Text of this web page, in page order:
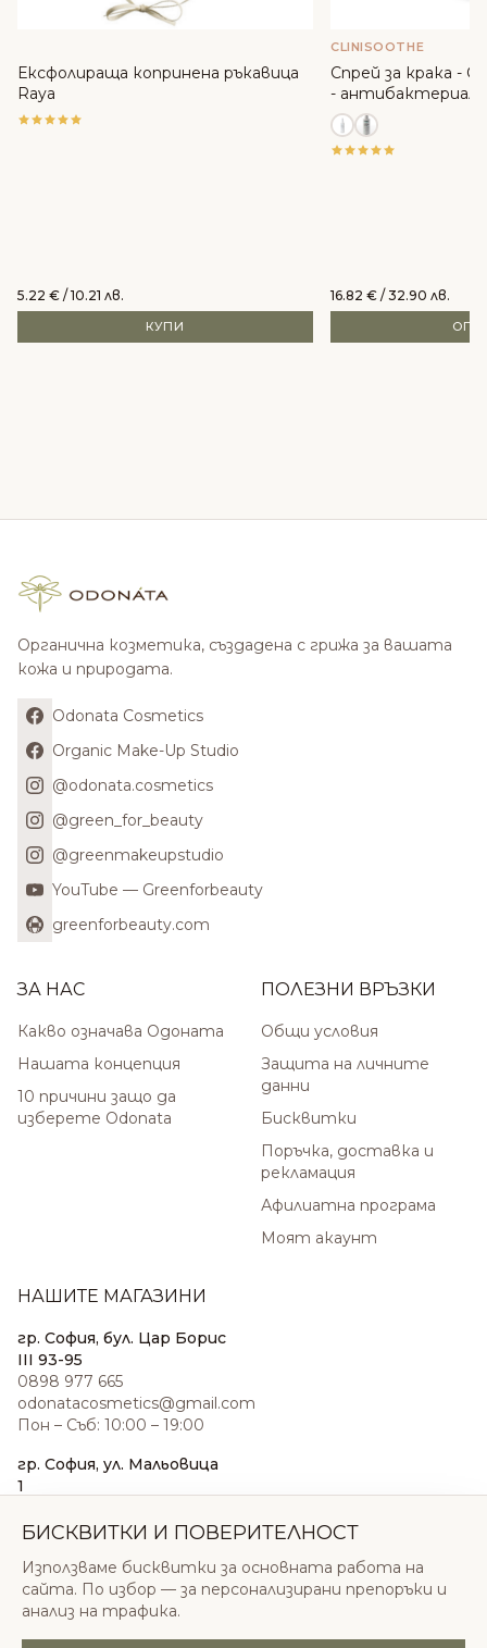
Ексфолираща копринена ръкавица
Raya
5.22 € / 10.21 лв.
КУПИ
CLINISOOTHE
Спрей за крака -
-
16.82 € / 32.90 лв.
Органична козметика, създадена с грижа за вашата
кожа и природата.
Odonata Cosmetics
Organic Make-Up Studio
@odonata.cosmetics
@green_for_beauty
@greenmakeupstudio
YouTube — Greenforbeauty
greenforbeauty.com
ЗА НАС
Какво означава Одоната
Нашата концепция
10 причини защо да
изберете Odonata
ПОЛЕЗНИ ВРЪЗКИ
Общи условия
Защита на личните
данни
Бисквитки
Поръчка, доставка и
рекламация
Афилиатна програма
Моят акаунт
НАШИТЕ МАГАЗИНИ
гр. София, бул. Цар Борис
III 93-95
0898 977 665
odonatacosmetics@gmail.com
Пон – Съб: 10:00 – 19:00
гр. София, ул. Мальовица
1
sales@odonatacosmetics.com
Нед: 11:00 – 18:00
БИСКВИТКИ И ПОВЕРИТЕЛНОСТ
Използваме бисквитки за основната работа на
сайта. По избор — за персонализирани препоръки и
анализ на трафика.